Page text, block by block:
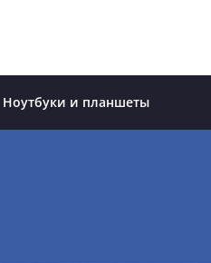
Ноутбуки и планшеты